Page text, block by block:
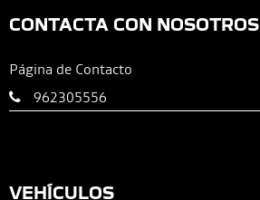
CONTACTA CON NOSOTROS
Página de Contacto
962305556
VEHÍCULOS